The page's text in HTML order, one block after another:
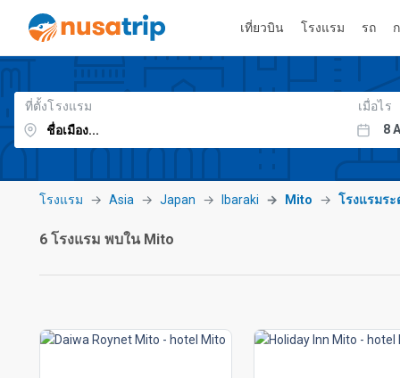
เที่ยวบิน โรงแรม รถ
ที่ตั้งโรงแรม เมื่อไร
โรงแรม Asia Japan Ibaraki Mito โรงแรมร
6 โรงแรม พบใน Mito